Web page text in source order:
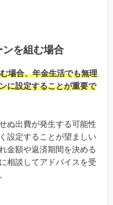
を組む場合
場合、年金生活でも無理
に設定することが重要で
ぬ出費が発生する可能性
設定することが望ましい
金額や返済期間を決める
相談してアドバイスを受